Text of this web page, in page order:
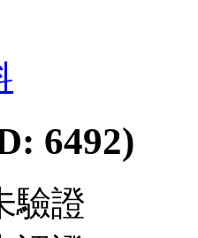
6492)
驗證